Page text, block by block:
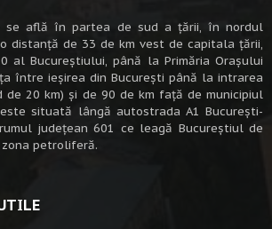
se află în partea de sud a ţării, în nordul
distanţă de 33 de km vest de capitala țării,
al Bucureștiului, până la Primăria Orașului
între ieșirea din București până la intrarea
de 20 km) şi de 90 de km faţă de municipiul
situată lângă autostrada A1 Bucureşti-
judeţean 601 ce leagă Bucureştiul de
petroliferă.